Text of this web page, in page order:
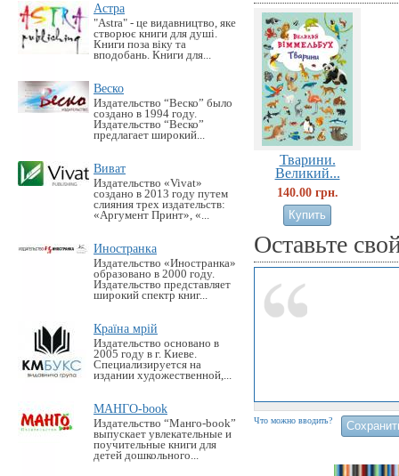
Астра
"Astra" - це видавництво, яке
створює книги для душі.
Книги поза віку та
вподобань. Книги для...
Веско
Издательство “Веско” было
создано в 1994 году.
Издательство “Веско”
предлагает широкий...
Виват
Издательство «Vivat»
создано в 2013 году путем
слияния трех издательств:
«Аргумент Принт», «...
Иностранка
Издательство «Иностранка»
образовано в 2000 году.
Издательство представляет
широкий спектр книг...
Країна мрій
Издательство основано в
2005 году в г. Киеве.
Специализируется на
издании художественной,...
МАНГО-book
Издательство “Манго-book”
выпускает увлекательные и
поучительные книги для
детей дошкольного...
Тварини.
Великий...
140.00 грн.
Оставьте
Что можно вводить?